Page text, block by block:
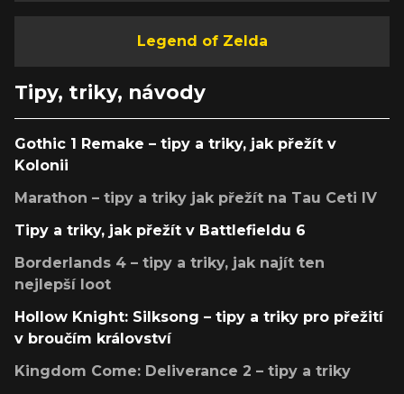
Legend of Zelda
Tipy, triky, návody
Gothic 1 Remake – tipy a triky, jak přežít v
Kolonii
Marathon – tipy a triky jak přežít na Tau Ceti IV
Tipy a triky, jak přežít v Battlefieldu 6
Borderlands 4 – tipy a triky, jak najít ten
nejlepší loot
Hollow Knight: Silksong – tipy a triky pro přežití
v broučím království
Kingdom Come: Deliverance 2 – tipy a triky